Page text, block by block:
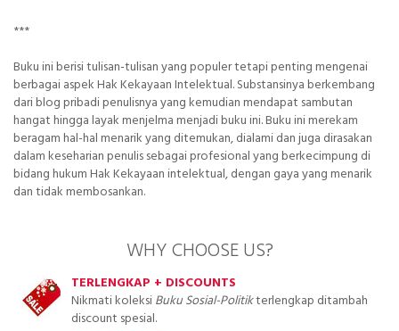
***
Buku ini berisi tulisan-tulisan yang populer tetapi penting mengenai
berbagai aspek Hak Kekayaan Intelektual. Substansinya berkembang
dari blog pribadi penulisnya yang kemudian mendapat sambutan
hangat hingga layak menjelma menjadi buku ini. Buku ini merekam
beragam hal-hal menarik yang ditemukan, dialami dan juga dirasakan
dalam keseharian penulis sebagai profesional yang berkecimpung di
bidang hukum Hak Kekayaan intelektual, dengan gaya yang menarik
dan tidak membosankan.
WHY CHOOSE US?
TERLENGKAP + DISCOUNTS
Nikmati koleksiBuku Sosial-Politikterlengkap ditambah
discount spesial.